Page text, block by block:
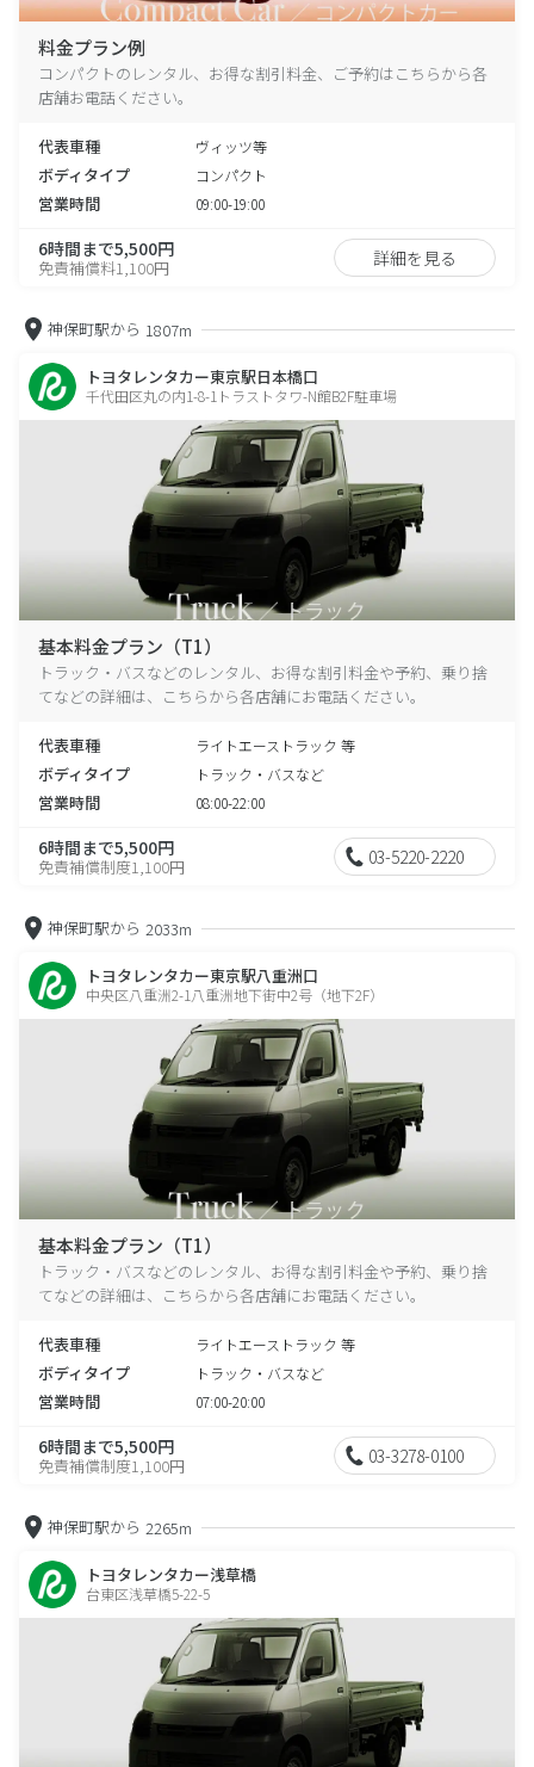
料金プラン例
コンパクトのレンタル、お得な割引料金、ご予約はこちらから各
店舗お電話ください。
代表車種 ヴィッツ等
ボディタイプ コンパクト
営業時間 09:00-19:00
6時間まで5,500円
免責補償料1,100円 詳細を見る
神保町駅から 1807m
トヨタレンタカー東京駅日本橋口
千代田区丸の内1-8-1トラストタワ-N館B2F駐車場
基本料金プラン（T1）
トラック・バスなどのレンタル、お得な割引料金や予約、乗り捨
てなどの詳細は、こちらから各店舗にお電話ください。
代表車種 ライトエーストラック 等
ボディタイプ トラック・バスなど
営業時間 08:00-22:00
6時間まで5,500円
免責補償制度1,100円 03-5220-2220
神保町駅から 2033m
トヨタレンタカー東京駅八重洲口
中央区八重洲2-1八重洲地下街中2号（地下2F）
基本料金プラン（T1）
トラック・バスなどのレンタル、お得な割引料金や予約、乗り捨
てなどの詳細は、こちらから各店舗にお電話ください。
代表車種 ライトエーストラック 等
ボディタイプ トラック・バスなど
営業時間 07:00-20:00
6時間まで5,500円
免責補償制度1,100円 03-3278-0100
神保町駅から 2265m
トヨタレンタカー浅草橋
台東区浅草橋5-22-5